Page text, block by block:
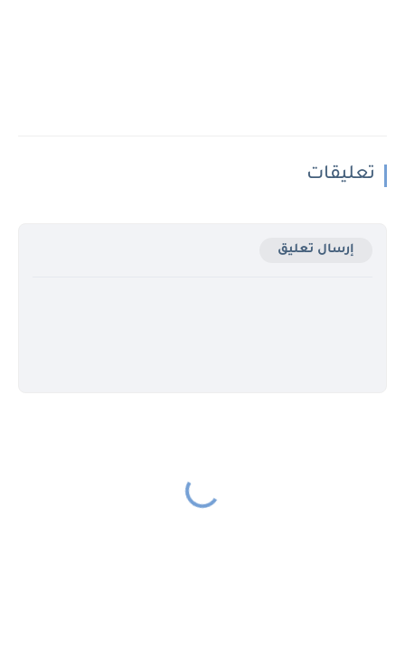
تعليقات
إرسال تعليق